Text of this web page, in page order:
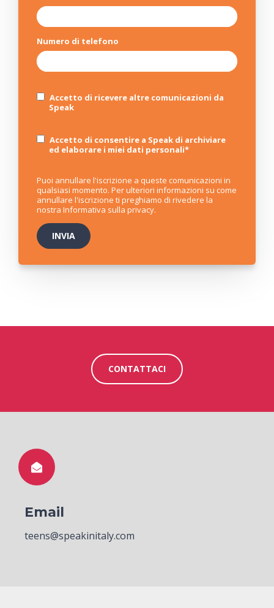
Numero di telefono
Accetto di ricevere altre comunicazioni da
Speak
Accetto di consentire a Speak di archiviare
ed elaborare i miei dati personali*
Puoi annullare l'iscrizione a queste comunicazioni in
qualsiasi momento. Per ulteriori informazioni su come
annullare l'iscrizione ti preghiamo di rivedere la
nostra Informativa sulla privacy.
CONTATTACI
Email
teens@speakinitaly.com